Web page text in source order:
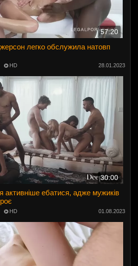
57:20
легко обслужила натовп
HD 28.01.2023
30:00
активніше ебатися, адже мужиків
HD 01.08.2023